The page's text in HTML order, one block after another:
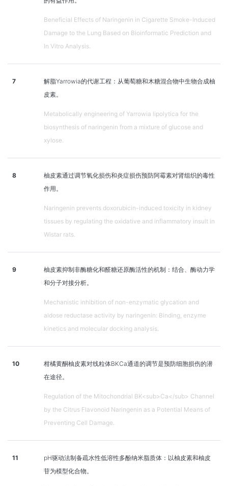
Beneficial Effects of Naringenin in Cigarette Smoke-Induced
Damage to the Lung Based on Bioinformatic Prediction and
In Vitro Analysis.
7
解脂Yarrowia的代谢工程：从葡萄糖和木糖混合物中生物合成柚
皮素。
Metabolically engineering of Yarrowia lipolytica for the
biosynthesis of naringenin from a mixture of glucose and
xylose.
8
柚皮素通过调节氧化损伤和炎症损伤预防阿霉素对肾组织的毒性
作用。
Naringenin prevents doxorubicin-induced toxicity in kidney
tissues by regulating the oxidative and inflammatory insult in
Wistar rats.
9
柚皮素抑制非酶糖化和醛糖还原酶活性的机制：结合、酶动力学
和分子对接分析。
Mechanistic inhibition of non-enzymatic glycation and
aldose reductase activity by naringenin: Binding, enzyme
kinetics and molecular docking analysis.
10
柑橘黄酮柚皮素对线粒体BKCa通道的调节是预防细胞损伤的潜
在途径。
Regulation of the Mitochondrial BK<sub>Ca</sub> Channel
by the Citrus Flavonoid Naringenin as a Potential Means of
Preventing Cell Damage.
11
pH驱动法制备疏水性低溶性多酚纳米脂质体：以柚皮素和柚皮
苷为模型化合物。